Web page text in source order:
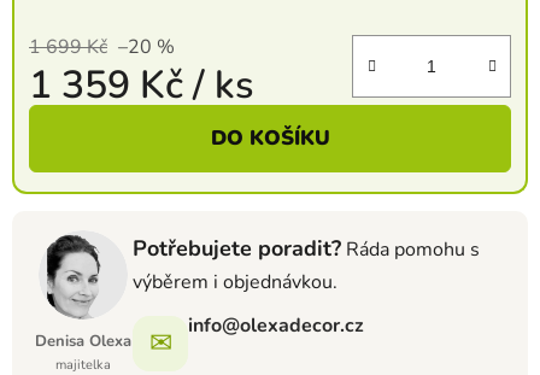
1 699 Kč –20 %
1 359 Kč/ ks
DO KOŠÍKU
Denisa Olexa
majitelka
Potřebujete poradit? Ráda pomohu s
výběrem i objednávkou.
✉ info@olexadecor.cz